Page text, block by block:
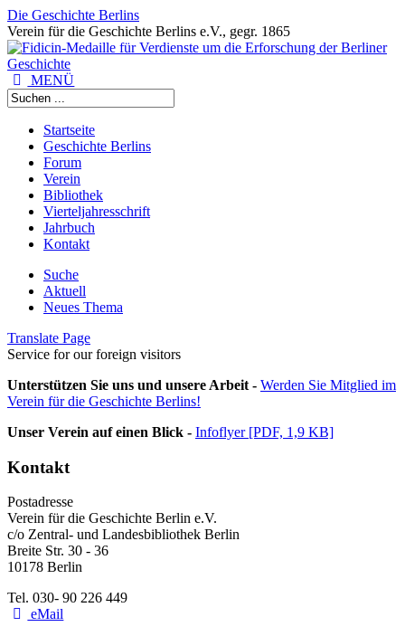
Die Geschichte Berlins
Verein für die Geschichte Berlins e.V., gegr. 1865
MENÜ
Startseite
Geschichte Berlins
Forum
Verein
Bibliothek
Vierteljahresschrift
Jahrbuch
Kontakt
Suche
Aktuell
Neues Thema
Translate Page
Service for our foreign visitors
Unterstützen Sie uns und unsere Arbeit - Werden Sie Mitglied im
Verein für die Geschichte Berlins!
Unser Verein auf einen Blick - Infoflyer [PDF, 1,9 KB]
Kontakt
Postadresse
Verein für die Geschichte Berlin e.V.
c/o Zentral- und Landesbibliothek Berlin
Breite Str. 30 - 36
10178 Berlin
Tel. 030- 90 226 449
eMail